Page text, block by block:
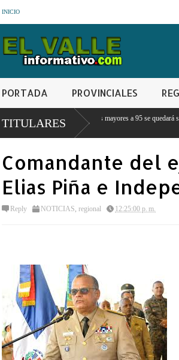
INICIO
PORTADA PROVINCIALES
TITULARES
mayores a 95 se quedará sin estudiar porque no
Comandante del
Elias Piña e
Reply NOTICIAS, regional 12:25:00 p. m.